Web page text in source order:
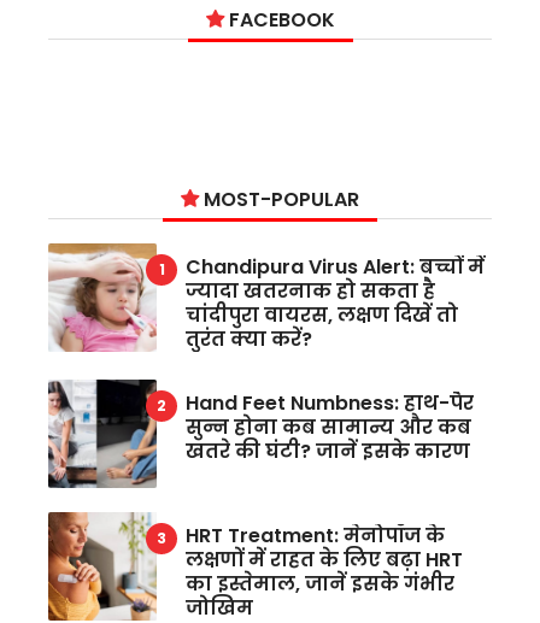
FACEBOOK
MOST-POPULAR
Chandipura Virus Alert: बच्चों में
ज्यादा खतरनाक हो सकता है
चांदीपुरा वायरस, लक्षण दिखें तो
तुरंत क्या करें?
Hand Feet Numbness: हाथ-पैर
सुन्न होना कब सामान्य और कब
खतरे की घंटी? जानें इसके कारण
HRT Treatment: मेनोपॉज के
लक्षणों में राहत के लिए बढ़ा HRT
का इस्तेमाल, जानें इसके गंभीर
जोखिम